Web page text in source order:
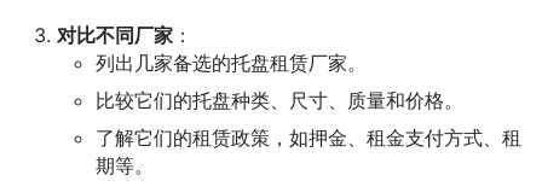
对比不同厂家 ：
列出几家备选的托盘租赁厂家。
比较它们的托盘种类、尺寸、质量和价格。
了解它们的租赁政策，如押金、租金支付方式、租
期等。